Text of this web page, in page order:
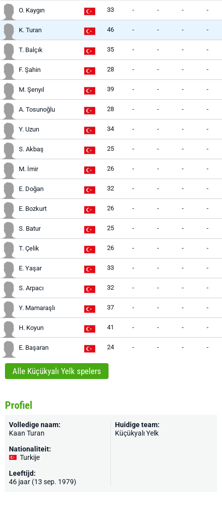
O. Kaygın 33 - - - -
K. Turan 46 - - - -
T. Balçık 35 - - - -
F. Şahin 28 - - - -
M. Şenyıl 39 - - - -
A. Tosunoğlu 28 - - - -
Y. Uzun 34 - - - -
S. Akbaş 25 - - - -
M. İmir 26 - - - -
E. Doğan 32 - - - -
E. Bozkurt 26 - - - -
S. Batur 25 - - - -
T. Çelik 26 - - - -
E. Yaşar 33 - - - -
S. Arpacı 32 - - - -
Y. Mamaraşlı 37 - - - -
H. Koyun 41 - - - -
E. Başaran 24 - - - -
Alle Küçükyalı Yelk spelers
Profiel
Volledige naam:
Kaan Turan
Nationaliteit:
Turkije
Leeftijd:
46 jaar (13 sep. 1979)
Huidige team:
Küçükyalı Yelk